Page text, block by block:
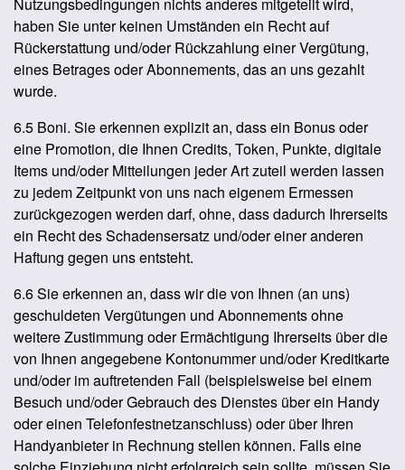
haben Sie unter keinen Umständen ein Recht auf
Rückerstattung und/oder Rückzahlung einer Vergütung,
eines Betrages oder Abonnements, das an uns gezahlt
wurde.
6.5 Boni. Sie erkennen explizit an, dass ein Bonus oder
eine Promotion, die Ihnen Credits, Token, Punkte, digitale
Items und/oder Mitteilungen jeder Art zuteil werden lassen
zu jedem Zeitpunkt von uns nach eigenem Ermessen
zurückgezogen werden darf, ohne, dass dadurch Ihrerseits
ein Recht des Schadensersatz und/oder einer anderen
Haftung gegen uns entsteht.
6.6 Sie erkennen an, dass wir die von Ihnen (an uns)
geschuldeten Vergütungen und Abonnements ohne
weitere Zustimmung oder Ermächtigung Ihrerseits über die
von Ihnen angegebene Kontonummer und/oder Kreditkarte
und/oder im auftretenden Fall (beispielsweise bei einem
Besuch und/oder Gebrauch des Dienstes über ein Handy
oder einen Telefonfestnetzanschluss) oder über Ihren
Handyanbieter in Rechnung stellen können. Falls eine